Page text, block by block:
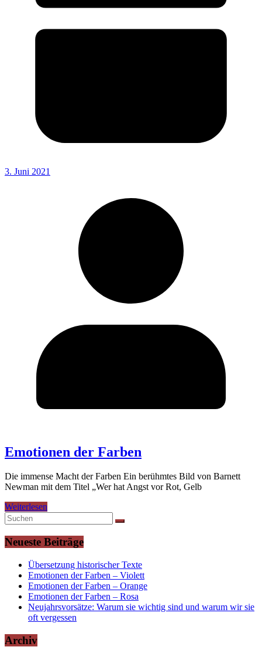
3. Juni 2021
Emotionen der Farben
Die immense Macht der Farben Ein berühmtes Bild von Barnett
Newman mit dem Titel „Wer hat Angst vor Rot, Gelb
Weiterlesen
Neueste Beiträge
Übersetzung historischer Texte
Emotionen der Farben – Violett
Emotionen der Farben – Orange
Emotionen der Farben – Rosa
Neujahrsvorsätze: Warum sie wichtig sind und warum wir sie
oft vergessen
Archiv